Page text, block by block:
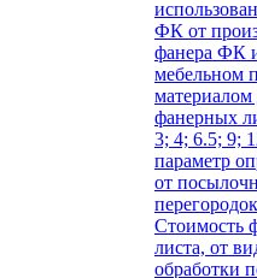
ФК от
фанера ФК
мебельном
фанерных
3; 4; 6.5; 9;
параметр
от
Стоимость
листа, от
обработки